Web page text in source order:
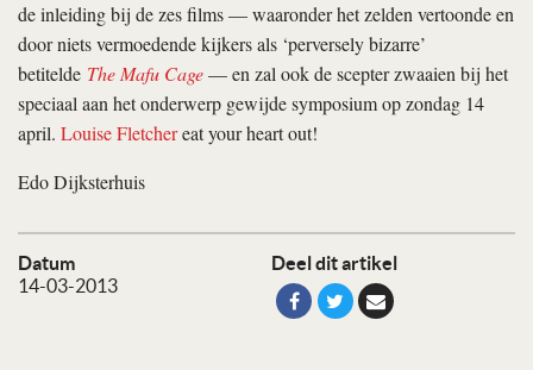
Datum
14-03-2013
Deel dit artikel
de inleiding bij de zes films — waaronder het zelden vertoonde en
door niets vermoedende kijkers als ‘perversely bizarre’
betitelde The Mafu Cage— en zal ook de scepter zwaaien bij het
speciaal aan het onderwerp gewijde symposium op zondag 14
april. Louise Fletchereat your heart out!
Edo Dijksterhuis